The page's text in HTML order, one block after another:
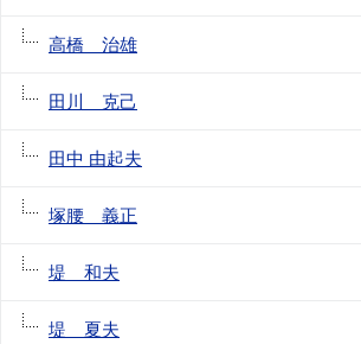
高橋 治雄
田川 克己
田中 由起夫
塚腰 義正
堤 和夫
堤 夏夫